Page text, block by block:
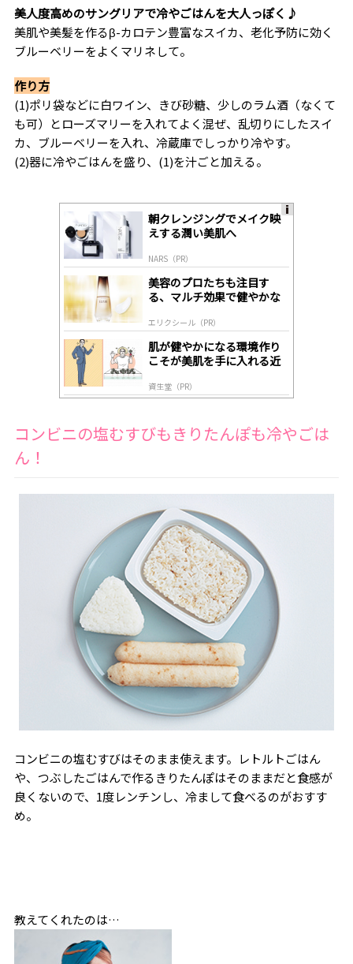
美人度高めのサングリアで冷やごはんを大人っぽく♪
美肌や美髪を作るβ-カロテン豊富なスイカ、老化予防に効く
ブルーベリーをよくマリネして。
作り方
(1)ポリ袋などに白ワイン、きび砂糖、少しのラム酒（なくて
も可）とローズマリーを入れてよく混ぜ、乱切りにしたスイ
カ、ブルーベリーを入れ、冷蔵庫でしっかり冷やす。
(2)器に冷やごはんを盛り、(1)を汁ごと加える。
朝クレンジングでメイク映
えする潤い美肌へ
NARS（PR）
美容のプロたちも注目す
る、マルチ効果で健やかな
エリクシール（PR）
肌が健やかになる環境作り
こそが美肌を手に入れる近
資生堂（PR）
コンビニの塩むすびもきりたんぽも冷やごは
ん！
コンビニの塩むすびはそのまま使えます。レトルトごはん
や、つぶしたごはんで作るきりたんぽはそのままだと食感が
良くないので、1度レンチンし、冷まして食べるのがおすす
め。
教えてくれたのは…